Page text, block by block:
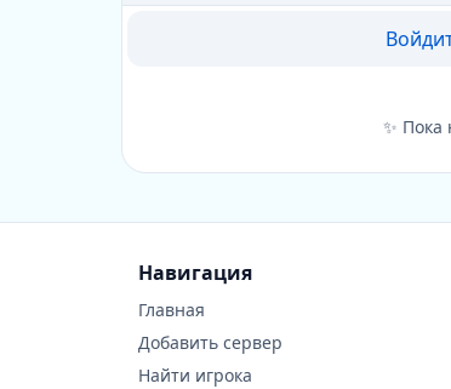
✨ Пока
Навигация
Главная
Добавить сервер
Найти игрока